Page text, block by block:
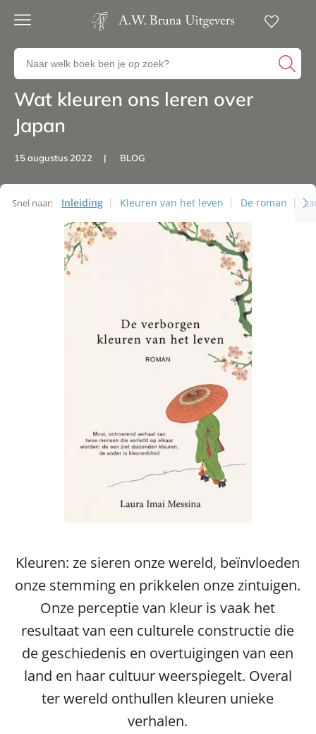
Gratis
23:00
volgende
werkdag
in huis
betalen
Gratis
Zoeken
naar
auteurs
en
uitgevers
Artikelen
Wat kleuren ons leren over
Japan
15 augustus 2022 BLOG
Snel naar: Inleiding Kleuren van het leven De roman
Artikelen
Kleuren: ze sieren onze wereld, beïnvloeden
onze stemming en prikkelen onze zintuigen.
Onze perceptie van kleur is vaak het
resultaat van een culturele constructie die
de geschiedenis en overtuigingen van een
land en haar cultuur weerspiegelt. Overal
ter wereld onthullen kleuren unieke
verhalen.